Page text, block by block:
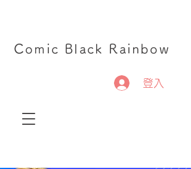
Comic Black Rainbow
登入